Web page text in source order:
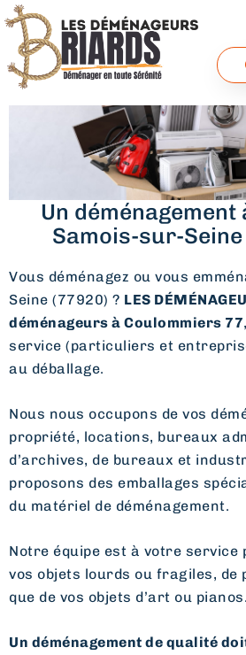
Un
Samois-sur-Seine
Vous déménagez ou vous
Seine (77920) ? LES
déménageurs à Coulommiers 77
service (particuliers et
au déballage.
Nous nous occupons de vos
propriété, locations, bureaux
d’archives, de bureaux et
proposons des emballages
du matériel de déménagement.
Notre équipe est à votre
vos objets lourds ou fragiles, de
que de vos objets d’art ou pianos.
Un déménagement de qualité